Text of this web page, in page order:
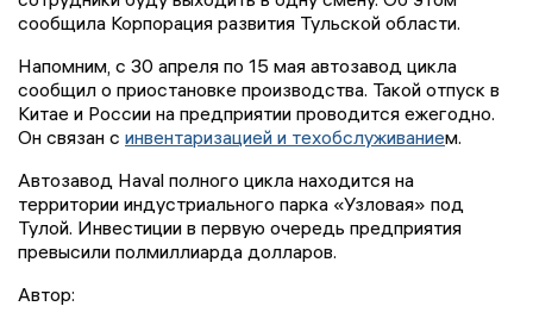
сообщила Корпорация развития Тульской области.
Напомним, с 30 апреля по 15 мая автозавод цикла
сообщил о приостановке производства. Такой отпуск в
Китае и России на предприятии проводится ежегодно.
Он связан с инвентаризацией и техобслуживанием.
Автозавод Haval полного цикла находится на
территории индустриального парка «Узловая» под
Тулой. Инвестиции в первую очередь предприятия
превысили полмиллиарда долларов.
Автор: